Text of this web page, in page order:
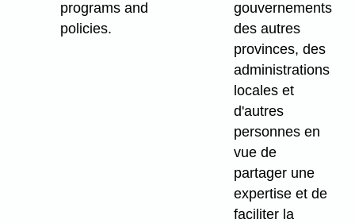
programs and
policies.
gouvernements
des autres
provinces, des
administrations
locales et
d'autres
personnes en
vue de
partager une
expertise et de
faciliter la